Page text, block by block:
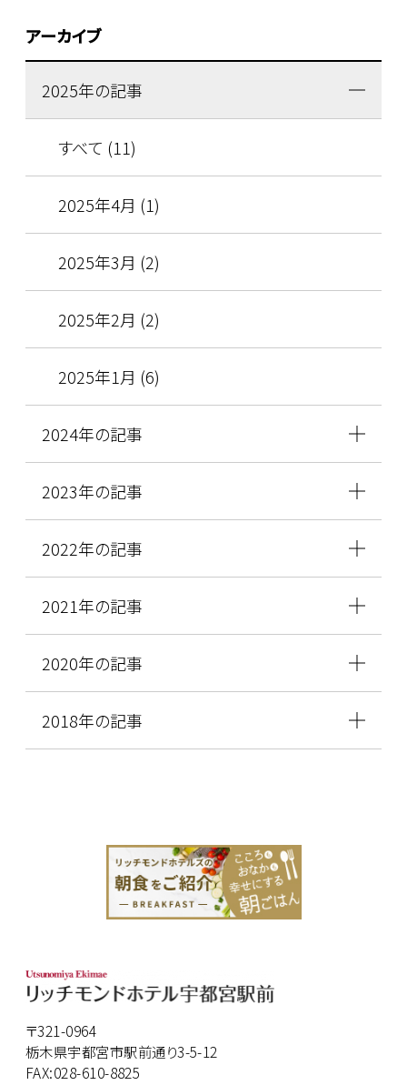
アーカイブ
2025年の記事
すべて (11)
2025年4月 (1)
2025年3月 (2)
2025年2月 (2)
2025年1月 (6)
2024年の記事
2023年の記事
2022年の記事
2021年の記事
2020年の記事
2018年の記事
〒321-0964
栃木県宇都宮市駅前通り3-5-12
FAX:028-610-8825